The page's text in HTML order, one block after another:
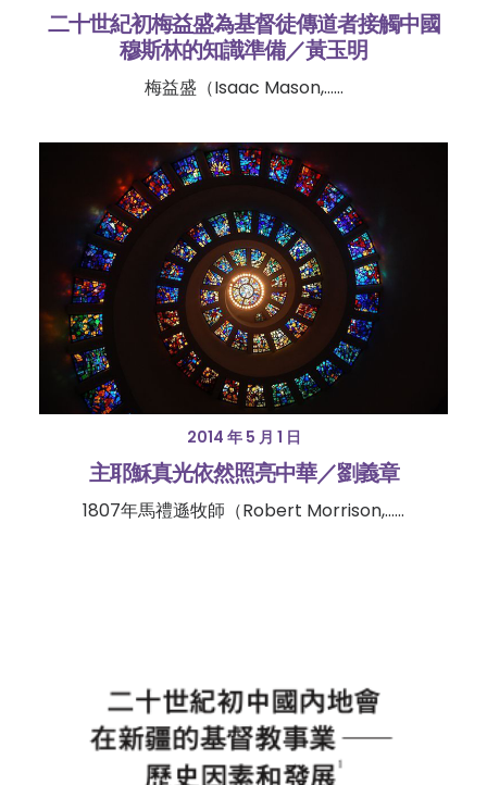
二十世紀初梅益盛為基督徒傳道者接觸中國
穆斯林的知識準備／黃玉明
梅益盛（Isaac Mason,……
2014 年 5 月 1 日
主耶穌真光依然照亮中華／劉義章
1807年馬禮遜牧師（Robert Morrison,……